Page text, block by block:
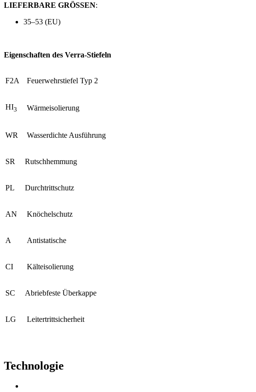
LIEFERBARE GRÖSSEN:
35–53 (EU)
Eigenschaften des Verra-Stiefeln
F2A Feuerwehrstiefel Typ 2
HI3 Wärmeisolierung
WR Wasserdichte Ausführung
SR Rutschhemmung
PL Durchtrittschutz
AN Knöchelschutz
A Antistatische
CI Kälteisolierung
SC Abriebfeste Überkappe
LG Leitertrittsicherheit
Technologie